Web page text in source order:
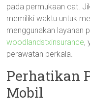
pada permukaan cat.
memiliki waktu untuk
menggunakan layanan
woodlandstxinsurance,
perawatan berkala.
Perhatikan
Mobil